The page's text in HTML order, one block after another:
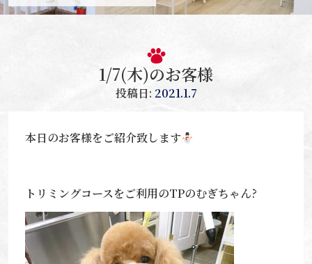
1/7(木)のお客様
投稿日: 2021.1.7
本日のお客様をご紹介致します
トリミングコースをご利用のTPのむぎちゃん?